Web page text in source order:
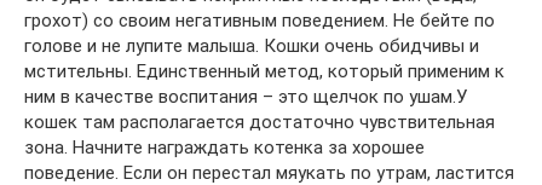
грохот) со своим негативным поведением. Не бейте по
голове и не лупите малыша. Кошки очень обидчивы и
мстительны. Единственный метод, который применим к
ним в качестве воспитания – это щелчок по ушам.У
кошек там располагается достаточно чувствительная
зона. Начните награждать котенка за хорошее
поведение. Если он перестал мяукать по утрам, ластится